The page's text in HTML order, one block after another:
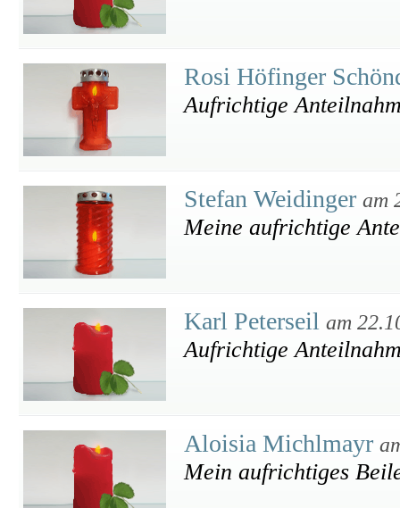
Rosi Höfinger
Aufrichtige
Stefan Weidinger am
Meine aufrichtige
Karl Peterseil am
Aufrichtige
Aloisia Michlmayr
Mein aufrichtiges